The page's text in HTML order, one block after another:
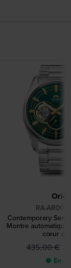
RA-
Contemporary
Montre
cœur
435,00 €
● En